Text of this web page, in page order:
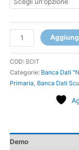
COD: BDIT
Categorie: Banca Dati
Primaria, Banca Dati
Demo